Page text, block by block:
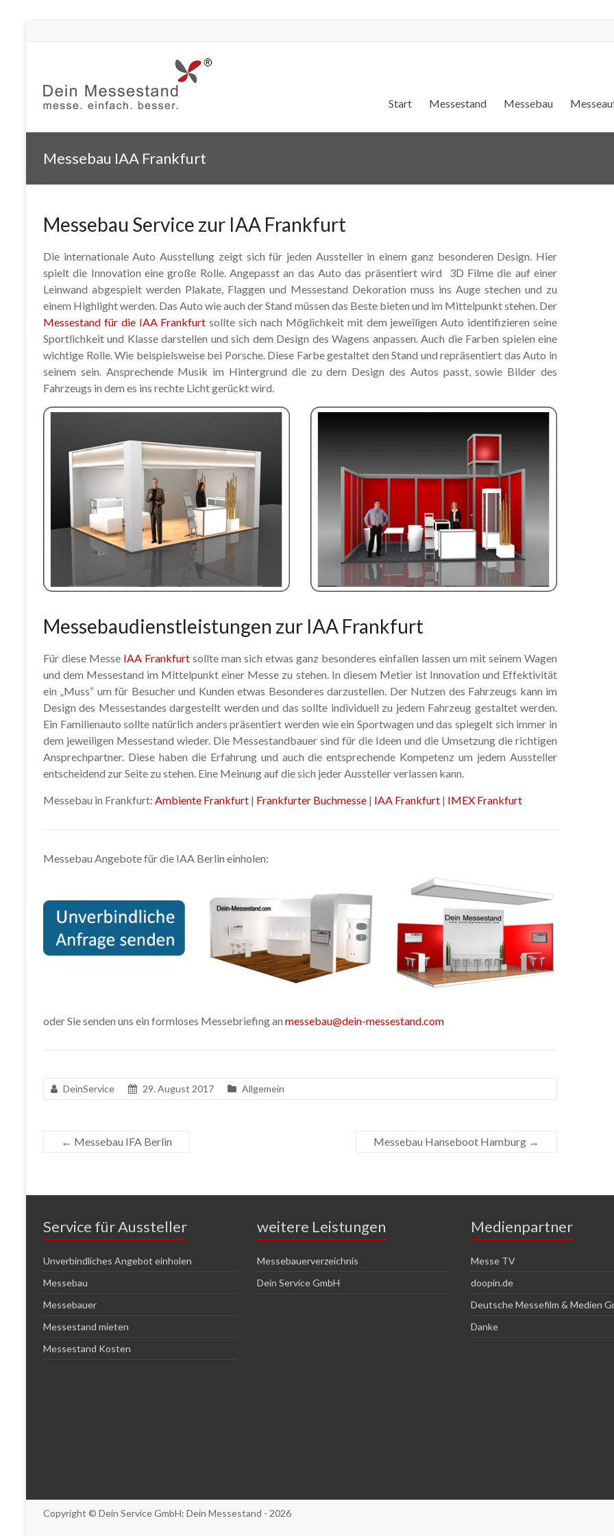
Start Messestand Messebau
Messebau IAA Frankfurt
Messebau Service zur IAA Frankfurt
Die internationale Auto Ausstellung zeigt sich für jeden Aussteller in einem ganz besonderen Design. Hier
spielt die Innovation eine große Rolle. Angepasst an das Auto das präsentiert wird 3D Filme die auf einer
Leinwand abgespielt werden Plakate, Flaggen und Messestand Dekoration muss ins Auge stechen und zu
einem Highlight werden. Das Auto wie auch der Stand müssen das Beste bieten und im Mittelpunkt stehen. Der
Messestand für die IAA Frankfurt sollte sich nach Möglichkeit mit dem jeweiligen Auto identifizieren seine
Sportlichkeit und Klasse darstellen und sich dem Design des Wagens anpassen. Auch die Farben spielen eine
wichtige Rolle. Wie beispielsweise bei Porsche. Diese Farbe gestaltet den Stand und repräsentiert das Auto in
seinem sein. Ansprechende Musik im Hintergrund die zu dem Design des Autos passt, sowie Bilder des
Fahrzeugs in dem es ins rechte Licht gerückt wird.
Messebaudienstleistungen zur IAA Frankfurt
Für diese Messe IAA Frankfurt sollte man sich etwas ganz besonderes einfallen lassen um mit seinem Wagen
und dem Messestand im Mittelpunkt einer Messe zu stehen. In diesem Metier ist Innovation und Effektivität
ein „Muss“ um für Besucher und Kunden etwas Besonderes darzustellen. Der Nutzen des Fahrzeugs kann im
Design des Messestandes dargestellt werden und das sollte individuell zu jedem Fahrzeug gestaltet werden.
Ein Familienauto sollte natürlich anders präsentiert werden wie ein Sportwagen und das spiegelt sich immer in
dem jeweiligen Messestand wieder. Die Messestandbauer sind für die Ideen und die Umsetzung die richtigen
Ansprechpartner. Diese haben die Erfahrung und auch die entsprechende Kompetenz um jedem Aussteller
entscheidend zur Seite zu stehen. Eine Meinung auf die sich jeder Aussteller verlassen kann.
Messebau in Frankfurt: Ambiente Frankfurt | Frankfurter Buchmesse | IAA Frankfurt | IMEX Frankfurt
Messebau Angebote für die IAA Berlin einholen:
oder Sie senden uns ein formloses Messebriefing an messebau@dein-messestand.com
DeinService 29. August 2017 Allgemein
← Messebau IFA Berlin Messebau Hanseboot Hamburg →
Service für Aussteller
Unverbindliches Angebot einholen
Messebau
Messebauer
Messestand mieten
Messestand Kosten
weitere Leistungen
Messebauerverzeichnis
Dein Service GmbH
Medienpartner
Messe TV
doopin.de
Deutsche Messefilm & Medien
Danke
Copyright © Dein Service GmbH: Dein Messestand - 2026